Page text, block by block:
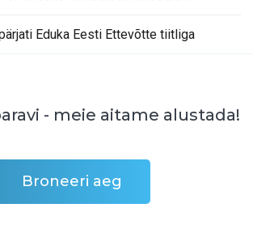
Eduka Eesti Ettevõtte tiitliga
- meie aitame alustada!
Broneeri aeg